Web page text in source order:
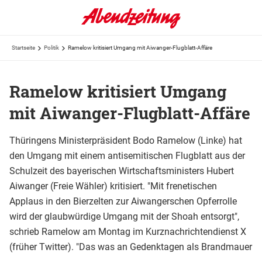
Startseite Politik Ramelow kritisiert Umgang mit Aiwanger-Flugblatt-Affäre
Ramelow kritisiert Umgang
mit Aiwanger-Flugblatt-Affäre
Thüringens Ministerpräsident Bodo Ramelow (Linke) hat
den Umgang mit einem antisemitischen Flugblatt aus der
Schulzeit des bayerischen Wirtschaftsministers Hubert
Aiwanger (Freie Wähler) kritisiert. "Mit frenetischen
Applaus in den Bierzelten zur Aiwangerschen Opferrolle
wird der glaubwürdige Umgang mit der Shoah entsorgt",
schrieb Ramelow am Montag im Kurznachrichtendienst X
(früher Twitter). "Das was an Gedenktagen als Brandmauer